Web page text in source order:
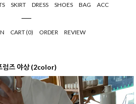
SKIRT DRESS SHOES BAG ACC
CART (0) ORDER REVIEW
럼즈 야상 (2color)